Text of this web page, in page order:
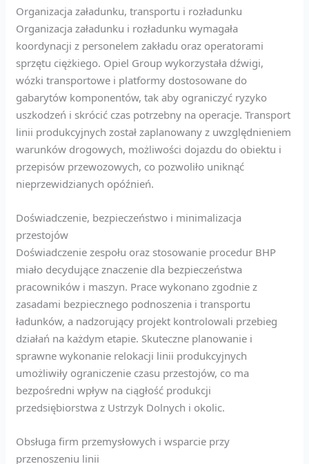
Organizacja załadunku, transportu i rozładunku
Organizacja załadunku i rozładunku wymagała
koordynacji z personelem zakładu oraz operatorami
sprzętu ciężkiego. Opiel Group wykorzystała dźwigi,
wózki transportowe i platformy dostosowane do
gabarytów komponentów, tak aby ograniczyć ryzyko
uszkodzeń i skrócić czas potrzebny na operacje. Transport
linii produkcyjnych został zaplanowany z uwzględnieniem
warunków drogowych, możliwości dojazdu do obiektu i
przepisów przewozowych, co pozwoliło uniknąć
nieprzewidzianych opóźnień.
Doświadczenie, bezpieczeństwo i minimalizacja
przestojów
Doświadczenie zespołu oraz stosowanie procedur BHP
miało decydujące znaczenie dla bezpieczeństwa
pracowników i maszyn. Prace wykonano zgodnie z
zasadami bezpiecznego podnoszenia i transportu
ładunków, a nadzorujący projekt kontrolowali przebieg
działań na każdym etapie. Skuteczne planowanie i
sprawne wykonanie relokacji linii produkcyjnych
umożliwiły ograniczenie czasu przestojów, co ma
bezpośredni wpływ na ciągłość produkcji
przedsiębiorstwa z Ustrzyk Dolnych i okolic.
Obsługa firm przemysłowych i wsparcie przy
przenoszeniu linii